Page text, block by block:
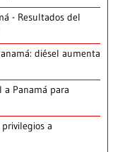
- Resultados del
diésel aumenta
a Panamá para
a